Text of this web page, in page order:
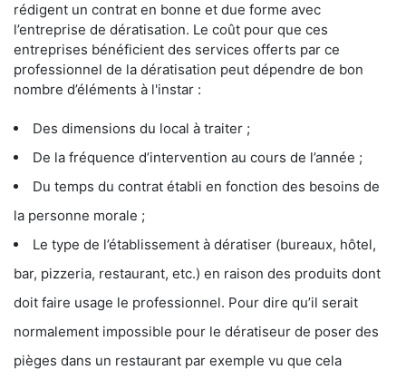
rédigent un contrat en bonne et due forme avec
l’entreprise de dératisation. Le coût pour que ces
entreprises bénéficient des services offerts par ce
professionnel de la dératisation peut dépendre de bon
nombre d’éléments à l'instar :
Des dimensions du local à traiter ;
De la fréquence d’intervention au cours de l’année ;
Du temps du contrat établi en fonction des besoins de
la personne morale ;
Le type de l’établissement à dératiser (bureaux, hôtel,
bar, pizzeria, restaurant, etc.) en raison des produits dont
doit faire usage le professionnel. Pour dire qu’il serait
normalement impossible pour le dératiseur de poser des
pièges dans un restaurant par exemple vu que cela